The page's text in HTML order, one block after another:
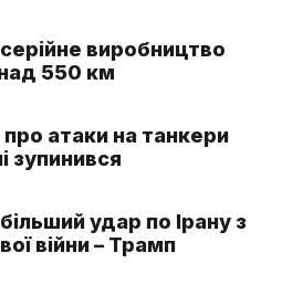
виробництво
550 км
про атаки на танкери
зупинився
удар по Ірану з
війни – Трамп